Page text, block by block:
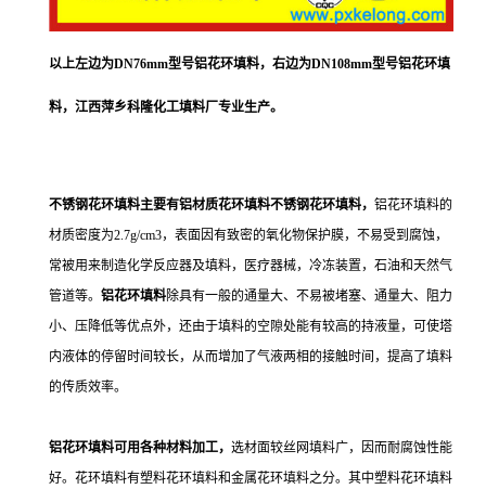
以上左边为DN76mm型号铝花环填料， 右边为DN108mm型号铝花环填
料，江西萍乡科隆化工填料厂专业生产。
不锈钢花环填料主要有铝材质花环填料不锈钢花环填料， 铝花环填料的
材质密度为2.7g/cm3，表面因有致密的氧化物保护膜，不易受到腐蚀，
常被用来制造化学反应器及填料，医疗器械，冷冻装置，石油和天然气
管道等。 铝花环填料除具有一般的通量大、不易被堵塞、通量大、阻力
小、压降低等优点外，还由于填料的空隙处能有较高的持液量，可使塔
内液体的停留时间较长，从而增加了气液两相的接触时间，提高了填料
的传质效率。
铝花环填料可用各种材料加工， 选材面较丝网填料广，因而耐腐蚀性能
好。花环填料有塑料花环填料和金属花环填料之分。其中塑料花环填料